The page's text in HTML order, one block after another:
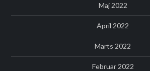
Maj 2022
April 2022
Marts 2022
Februar 2022